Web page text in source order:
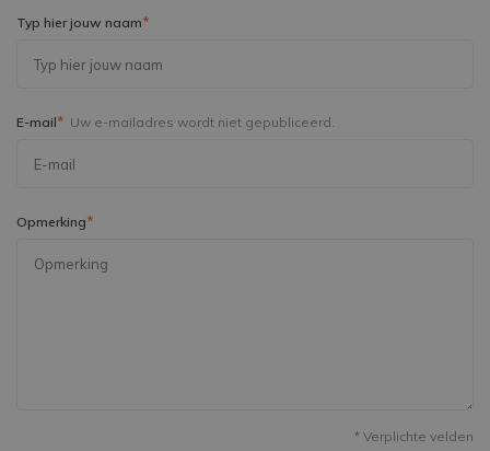
Typ hier jouw naam*
E-mail* Uw e-mailadres wordt niet gepubliceerd.
Opmerking*
* Verplichte velden